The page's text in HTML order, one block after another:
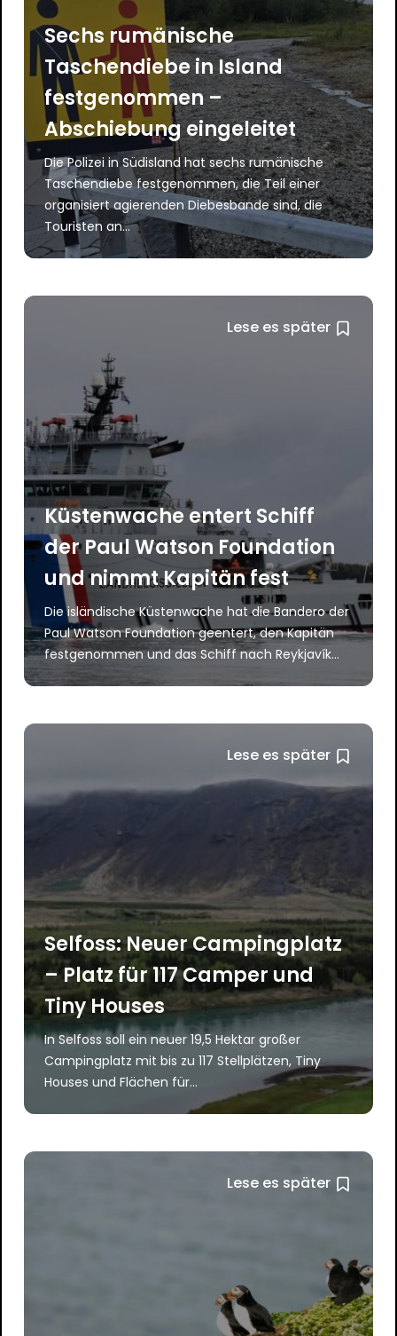
Sechs rumänische
Taschendiebe in Island
festgenommen –
Abschiebung eingeleitet
Die Polizei in Südisland hat sechs rumänische
Taschendiebe festgenommen, die Teil einer
organisiert agierenden Diebesbande sind, die
Touristen an…
Lese es später
Küstenwache entert Schiff
der Paul Watson Foundation
und nimmt Kapitän fest
Die isländische Küstenwache hat die Bandero der
Paul Watson Foundation geentert, den Kapitän
festgenommen und das Schiff nach Reykjavík…
Lese es später
Selfoss: Neuer Campingplatz
– Platz für 117 Camper und
Tiny Houses
In Selfoss soll ein neuer 19,5 Hektar großer
Campingplatz mit bis zu 117 Stellplätzen, Tiny
Houses und Flächen für…
Lese es später